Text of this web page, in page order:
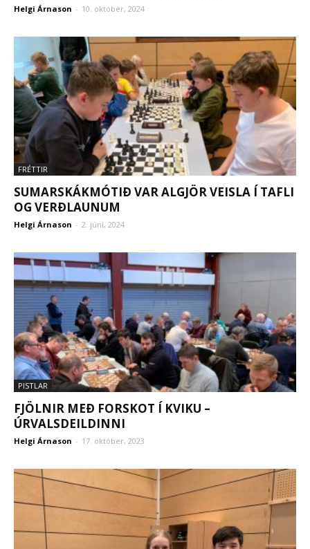
Helgi Árnason - 10. október, 2024
FRÉTTIR
SUMARSKÁKMÓTIÐ VAR ALGJÖR VEISLA Í TAFLI
OG VERÐLAUNUM
Helgi Árnason - 2. júní, 2024
PISTLAR
FJÖLNIR MEÐ FORSKOT Í KVIKU –
ÚRVALSDEILDINNI
Helgi Árnason - 17. október, 2023